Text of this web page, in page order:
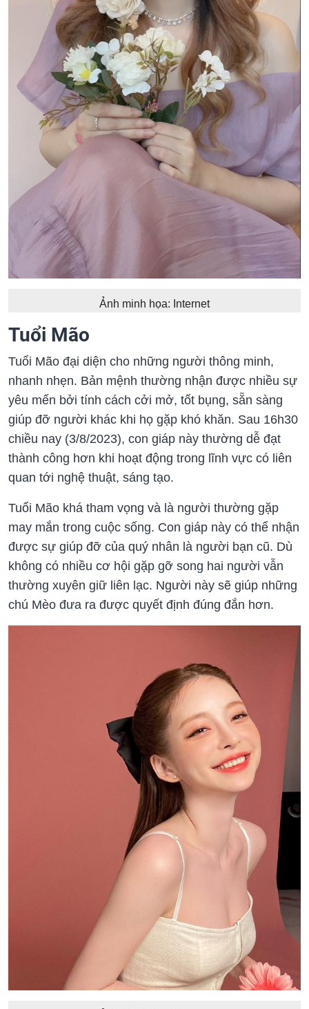
Ảnh minh họa: Internet
Tuổi Mão
Tuổi Mão đại diện cho những người thông minh,
nhanh nhẹn. Bản mệnh thường nhận được nhiều sự
yêu mến bởi tính cách cởi mở, tốt bụng, sẵn sàng
giúp đỡ người khác khi họ gặp khó khăn. Sau 16h30
chiều nay (3/8/2023), con giáp này thường dễ đạt
thành công hơn khi hoạt động trong lĩnh vực có liên
quan tới nghệ thuật, sáng tạo.
Tuổi Mão khá tham vọng và là người thường gặp
may mắn trong cuộc sống. Con giáp này có thể nhận
được sự giúp đỡ của quý nhân là người bạn cũ. Dù
không có nhiều cơ hội gặp gỡ song hai người vẫn
thường xuyên giữ liên lạc. Người này sẽ giúp những
chú Mèo đưa ra được quyết định đúng đắn hơn.